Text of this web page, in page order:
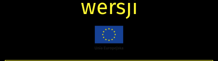
wersji